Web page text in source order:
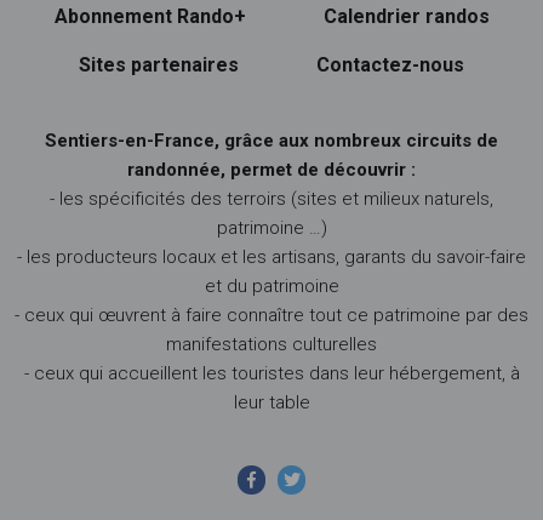
Abonnement Rando+ Calendrier randos
Sites partenaires Contactez-nous
Sentiers-en-France, grâce aux nombreux circuits de
randonnée, permet de découvrir :
- les spécificités des terroirs (sites et milieux naturels,
patrimoine …)
- les producteurs locaux et les artisans, garants du savoir-faire
et du patrimoine
- ceux qui œuvrent à faire connaître tout ce patrimoine par des
manifestations culturelles
- ceux qui accueillent les touristes dans leur hébergement, à
leur table